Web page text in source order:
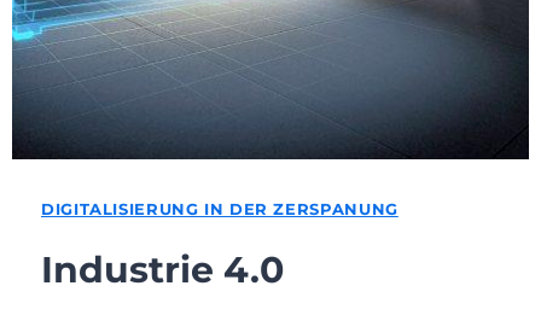
DIGITALISIERUNG IN DER ZERSPANUNG
Industrie 4.0